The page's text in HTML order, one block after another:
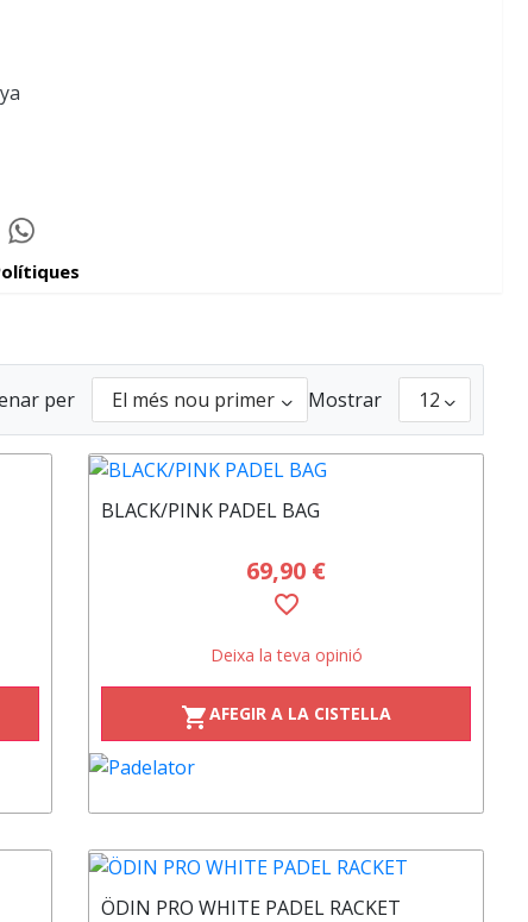
Whatsapp
Padelator
per Mostrar
BLACK/PINK PADEL BAG
69,90 €
favorite_border
Deixa la teva opinió
shopping_cartAFEGIR A LA CISTELLA
ÖDIN PRO WHITE PADEL RACKET